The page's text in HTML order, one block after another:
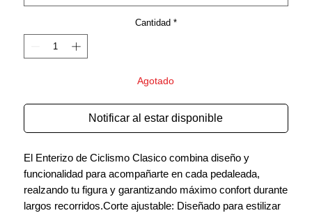
Cantidad *
Agotado
Notificar al estar disponible
El Enterizo de Ciclismo Clasico combina diseño y
funcionalidad para acompañarte en cada pedaleada,
realzando tu figura y garantizando máximo confort durante
largos recorridos.Corte ajustable: Diseñado para estilizar